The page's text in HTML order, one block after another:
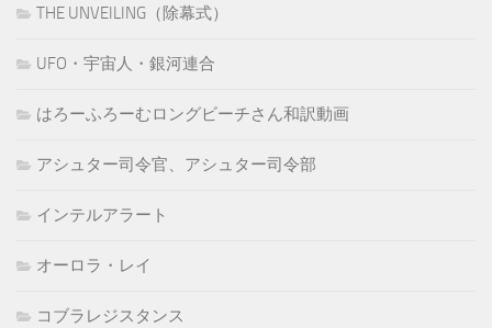
THE UNVEILING（除幕式）
UFO・宇宙人・銀河連合
はろーふろーむロングビーチさん和訳動画
アシュター司令官、アシュター司令部
インテルアラート
オーロラ・レイ
コブラレジスタンス